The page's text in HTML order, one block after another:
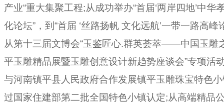
产业“重大集聚工程;从成功举办“首届‘两岸四地’中华
化论坛”，到“首届 ‘丝路扬帆 文化远航’一带一路高峰
从第十三届文博会“玉鉴匠心.群英荟萃——中国玉雕
平玉雕精品展暨玉雕创意设计新趋势座谈会”专项活
与河南镇平县人民政府合作发展镇平玉雕珠宝特色
过国家住建部第二批全国特色小镇认定;从高端精品